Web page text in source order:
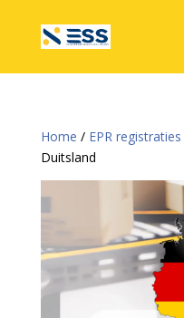
Home / EPR registraties
Duitsland